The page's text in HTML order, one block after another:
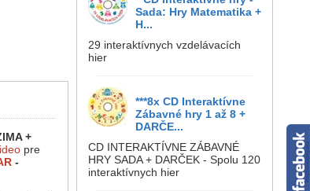
Sada: Hry Matematika +
H...
29 interaktívnych vzdelávacích
hier
***8x CD Interaktívne
Zábavné hry 1 až 8 +
DARČE...
CD INTERAKTÍVNE ZÁBAVNÉ
HRY SADA + DARČEK - Spolu 120
interaktívnych hier
+
pre
-